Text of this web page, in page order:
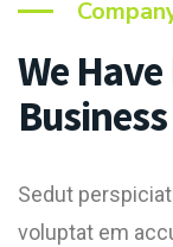
We
Sedut
voluptat em